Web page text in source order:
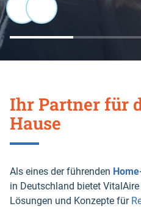
Ihr Partner für
Hause
Als eines der führenden
in Deutschland bietet
Lösungen und Konzepte für